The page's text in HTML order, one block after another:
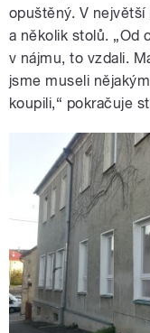
opuštěný. V
a několik stolů. „Od
v nájmu, to vzdali.
jsme museli
koupili,“ pokračuje